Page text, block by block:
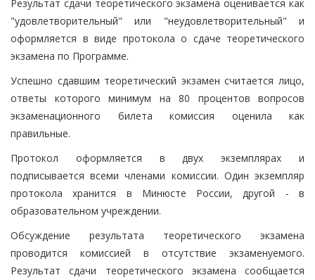
Результат сдачи теоретического экзамена оценивается как
"удовлетворительный" или "неудовлетворительный" и
оформляется в виде протокола о сдаче теоретического
экзамена по Программе.
Успешно сдавшим теоретический экзамен считается лицо,
ответы которого минимум на 80 процентов вопросов
экзаменационного билета комиссия оценила как
правильные.
Протокол оформляется в двух экземплярах и
подписывается всеми членами комиссии. Один экземпляр
протокола хранится в Минюсте России, другой - в
образовательном учреждении.
Обсуждение результата теоретического экзамена
проводится комиссией в отсутствие экзаменуемого.
Результат сдачи теоретического экзамена сообщается